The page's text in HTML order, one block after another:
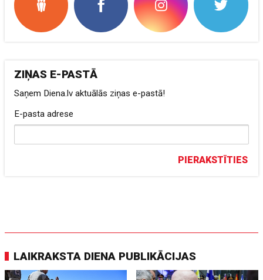
ZIŅAS E-PASTĀ
Saņem Diena.lv aktuālās ziņas e-pastā!
E-pasta adrese
PIERAKSTĪTIES
LAIKRAKSTA DIENA PUBLIKĀCIJAS